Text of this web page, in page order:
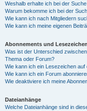
Weshalb erhalte ich bei der
Warum bekomme ich bei der
Wie kann ich nach Mitgliedern
Wie kann ich meine eigenen
Abonnements und Lesezeichen
Was ist der Unterschied
Thema oder Forum?
Wie kann ich ein Lesezeichen
Wie kann ich ein Forum
Wie deaktiviere ich meine
Dateianhänge
Welche Dateianhänge sind in